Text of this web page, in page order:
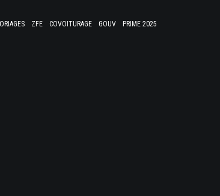
ZFE COVOITURAGE GOUV
PRIME 2025